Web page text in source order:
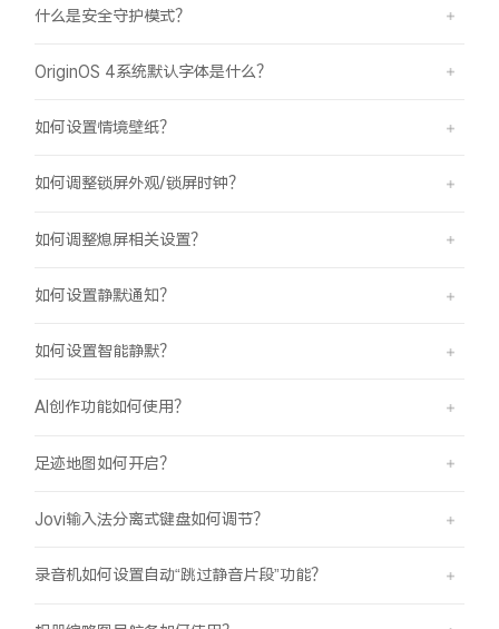
什么是安全守护模式？
OriginOS 4系统默认字体是什么？
如何设置情境壁纸？
如何调整锁屏外观/锁屏时钟？
如何调整熄屏相关设置？
如何设置静默通知？
如何设置智能静默？
AI创作功能如何使用？
足迹地图如何开启？
Jovi输入法分离式键盘如何调节？
录音机如何设置自动“跳过静音片段”功能？